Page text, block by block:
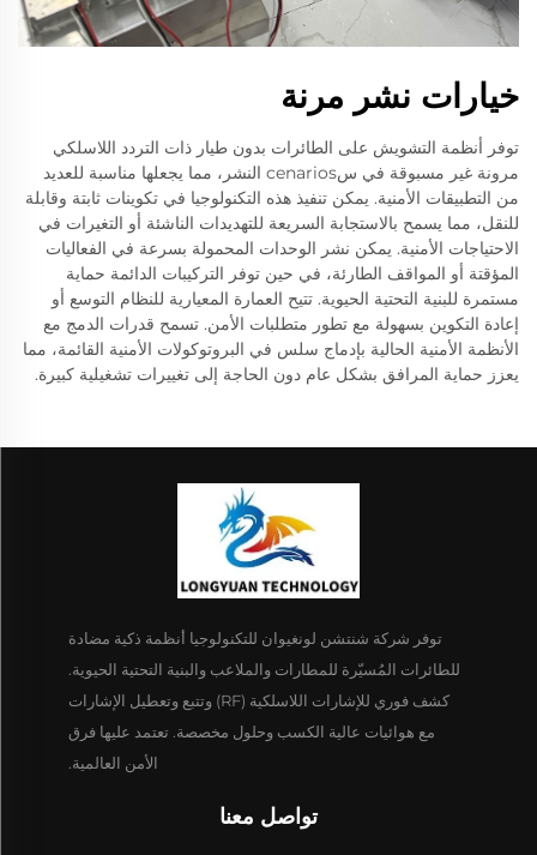
خيارات نشر مرنة
توفر أنظمة التشويش على الطائرات بدون طيار ذات التردد اللاسلكي
مرونة غير مسبوقة في سcenarios النشر، مما يجعلها مناسبة للعديد
من التطبيقات الأمنية. يمكن تنفيذ هذه التكنولوجيا في تكوينات ثابتة وقابلة
للنقل، مما يسمح بالاستجابة السريعة للتهديدات الناشئة أو التغيرات في
الاحتياجات الأمنية. يمكن نشر الوحدات المحمولة بسرعة في الفعاليات
المؤقتة أو المواقف الطارئة، في حين توفر التركيبات الدائمة حماية
مستمرة للبنية التحتية الحيوية. تتيح العمارة المعيارية للنظام التوسع أو
إعادة التكوين بسهولة مع تطور متطلبات الأمن. تسمح قدرات الدمج مع
الأنظمة الأمنية الحالية بإدماج سلس في البروتوكولات الأمنية القائمة، مما
يعزز حماية المرافق بشكل عام دون الحاجة إلى تغييرات تشغيلية كبيرة.
توفر شركة شنتشن لونغيوان للتكنولوجيا أنظمة ذكية مضادة
للطائرات المُسيّرة للمطارات والملاعب والبنية التحتية الحيوية.
كشف فوري للإشارات اللاسلكية (RF) وتتبع وتعطيل الإشارات
مع هوائيات عالية الكسب وحلول مخصصة. تعتمد عليها فرق
الأمن العالمية.
تواصل معنا